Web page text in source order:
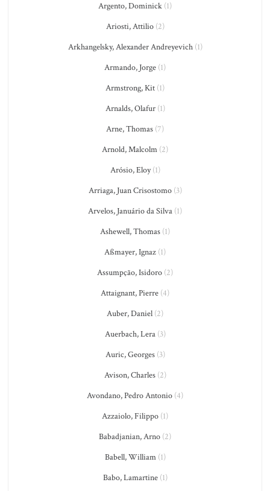
Argento, Dominick (1)
Ariosti, Attilio(2)
Arkhangelsky, Alexander Andreyevich(1)
Armando, Jorge (1)
Armstrong, Kit (1)
Arnalds, Olafur(1)
Arne, Thomas (7)
Arnold, Malcolm (2)
Arósio, Eloy(1)
Arriaga, Juan Crisostomo(3)
Arvelos, Januário da Silva (1)
Ashewell, Thomas (1)
Aßmayer, Ignaz (1)
Assumpção, Isidoro (2)
Attaignant, Pierre (4)
Auber, Daniel (2)
Auerbach, Lera(3)
Auric, Georges(3)
Avison, Charles(2)
Avondano, Pedro Antonio (4)
Azzaiolo, Filippo (1)
Babadjanian, Arno (2)
Babell, William(1)
Babo, Lamartine(1)